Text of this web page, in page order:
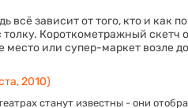
всё зависит от того, кто и как
Короткометражный скетч
или супер-маркет возле
2010)
станут известны - они